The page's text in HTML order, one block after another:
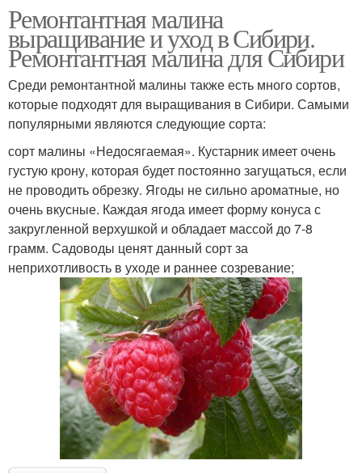
Ремонтантная малина
выращивание и уход в Сибири.
Ремонтантная малина для Сибири
Среди ремонтантной малины также есть много сортов,
которые подходят для выращивания в Сибири. Самыми
популярными являются следующие сорта:
сорт малины «Недосягаемая». Кустарник имеет очень
густую крону, которая будет постоянно загущаться, если
не проводить обрезку. Ягоды не сильно ароматные, но
очень вкусные. Каждая ягода имеет форму конуса с
закругленной верхушкой и обладает массой до 7-8
грамм. Садоводы ценят данный сорт за
неприхотливость в уходе и раннее созревание;